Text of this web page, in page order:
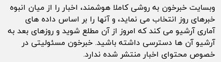
وبسایت خبرخون به روشی کاملا هوشمند، اخبار را از میان انبوه
خبرهای روز انتخاب می نماید، و آنها را بر اساس داده های
آماری آرشیو می کند که امروز از آن مطلع شوید و روزهای بعد به
آرشیو آن ها دسترسی داشته باشید. خبرخون مسئولیتی در
خصوص محتوای اخبار منتشر شده ندارد.